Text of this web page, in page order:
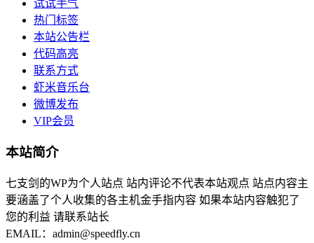
试试手气
热门标签
本站公告栏
代码高亮
联系方式
虾米音乐台
微博发布
VIP会员
本站简介
七支剑的WP为个人站点 站内评论不代表本站观点 站点内容主
要涵盖了个人收集的各主机金手指内容 如果本站内容触犯了
您的利益 请联系站长
EMAIL：admin@speedfly.cn